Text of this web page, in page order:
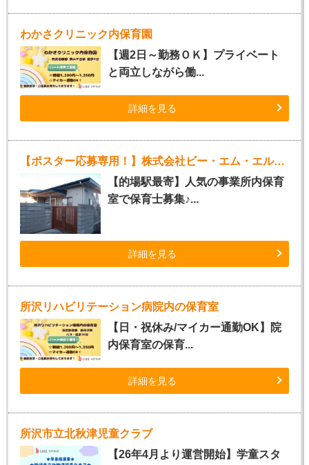
わかさクリニック内保育園
【週2日～勤務ＯＫ】プライベート
と両立しながら働...
詳細を見る
【ポスター応募専用！】株式会社ビー・エム・エル事業所内保育室（パート保育士）
【的場駅最寄】人気の事業所内保育
室で保育士募集♪...
詳細を見る
所沢リハビリテーション病院内の保育室
【日・祝休み/マイカー通勤OK】院
内保育室の保育...
詳細を見る
所沢市立北秋津児童クラブ
【26年4月より運営開始】学童スタ